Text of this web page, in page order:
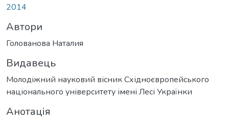
2014
Автори
Голованова Наталия
Видавець
Молодіжний науковий вісник Східноєвропейського
національного університету імені Лесі Українки
Анотація